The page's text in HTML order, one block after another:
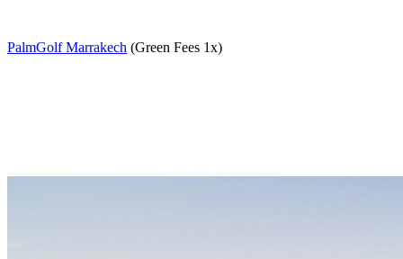
PalmGolf Marrakech (Green Fees 1x)